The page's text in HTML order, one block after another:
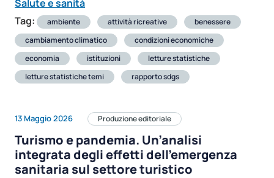
Salute e sanità
Tag:
ambiente attività ricreative
benessere
cambiamento climatico
condizioni economiche
economia
istituzioni
letture statistiche
letture statistiche temi
rapporto sdgs
13 Maggio 2026 Produzione editoriale
Turismo e pandemia. Un’analisi
integrata degli effetti dell’emergenza
sanitaria sul settore turistico